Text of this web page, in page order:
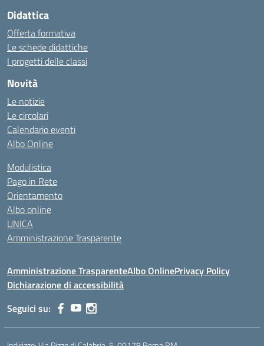
Didattica
Offerta formativa
Le schede didattiche
I progetti delle classi
Novità
Le notizie
Le circolari
Calendario eventi
Albo Online
Modulistica
Pago in Rete
Orientamento
Albo online
UNICA
Amministrazione Trasparente
Amministrazione TrasparenteAlbo OnlinePrivacy Policy
Dichiarazione di accessibilità
Seguici su: